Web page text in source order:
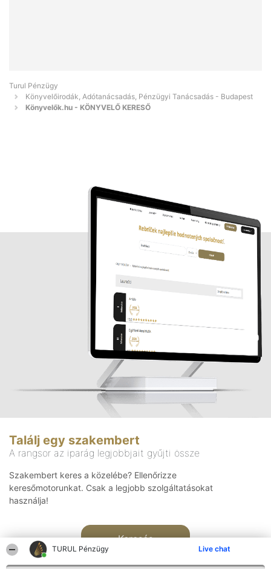
TURUL Pénzügy Live chat
Turul Pénzügy
Könyvelőirodák, Adótanácsadás, Pénzügyi Tanácsadás - Budapest
Könyvelők.hu - KÖNYVELŐ KERESŐ
Találj egy szakembert
A rangsor az iparág legjobbjait gyűjti össze
Szakembert keres a közelébe? Ellenőrizze
keresőmotorunkat. Csak a legjobb szolgáltatásokat
használja!
Keresés